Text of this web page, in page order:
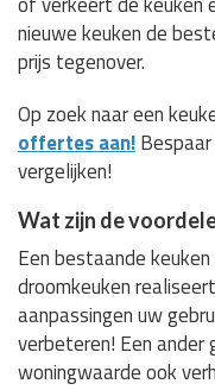
nieuwe keuken de
prijs tegenover.
Op zoek naar een
offertes aan!
vergelijken!
Wat zijn de
Een bestaande
droomkeuken
aanpassingen uw
verbeteren! Een
woningwaarde ook